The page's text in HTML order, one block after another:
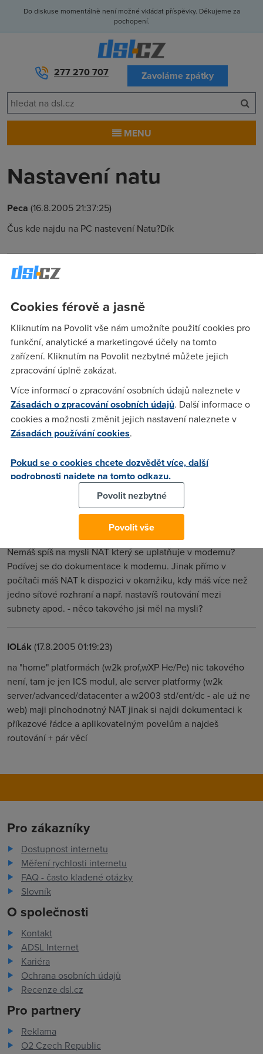
Do diskuse momentálně není možné vkládat příspěvky. Děkujeme za
pochopení.
277 270 707 Zavoláme zpátky
MENU
Nastavení natu
Peca (16.8.2005 21:37:25)
Čus kde najdu na PC nastevení Natu?Dík
Nargon(16.8.2005 22:07:47)
natovacim programem jako treba Kerio winroute by melo jit
natovat. Ale vy asi chcete nastavit nat na etnernet modemu.
No nejlepsi to je primo na nem. Takze pres internetovy
prohlizec zadejte jeho IP a otevre se vam stranka s jeho
nastavenim, kde ten nat nekde najdete. Pokud jeho IP nevite
tak start, spustit, cmd, ipconfig a vypise to IP adresu gateway
(brany) tak to je ip toho modemu. Pokud mate ovsem USB
modem, tak ten nat asi nema a neni co nastavovat.
pokud ten modem má UPnP (třeba můj SP510i), tak
windowsy přímo umožňují buď automatické nebo manuální
přidávání. Ale kde to už nevim.
(17.8.2005 00:32:58)
Nemáš spíš na mysli NAT který se uplatňuje v modemu?
Podívej se do dokumentace k modemu. Jinak přímo v
počítači máš NAT k dispozici v okamžiku, kdy máš více než
jedno síťové rozhraní a např. nastavíš routování mezi
subnety apod. - něco takového jsi měl na mysli?
IOLák (17.8.2005 01:19:23)
na "home" platformách (w2k prof,wXP He/Pe) nic takového
není, tam je jen ICS modul, ale server platformy (w2k
server/advanced/datacenter a w2003 std/ent/dc - ale už ne
web) maji plnohodnotný NAT jinak si najdi dokumentaci k
příkazové řádce a aplikovatelným povelům a najdeš
routování + pár věcí
Pro zákazníky
Dostupnost internetu
Měření rychlosti internetu
FAQ - často kladené otázky
Slovník
O společnosti
Kontakt
ADSL Internet
Kariéra
Ochrana osobních údajů
Recenze dsl.cz
Pro partnery
Reklama
O2 Czech Republic
Cookies férově a jasně
Kliknutím na Povolit vše nám umožníte použití cookies pro
funkční, analytické a marketingové účely na tomto
zařízení. Kliknutím na Povolit nezbytné můžete jejich
zpracování úplně zakázat.
Více informací o zpracování osobních údajů naleznete v
Zásadách o zpracování osobních údajů. Další informace o
cookies a možnosti změnit jejich nastavení naleznete v
Zásadách používání cookies.
Pokud se o cookies chcete dozvědět více, další
podrobnosti najdete na tomto odkazu.
Povolit nezbytné
Povolit vše